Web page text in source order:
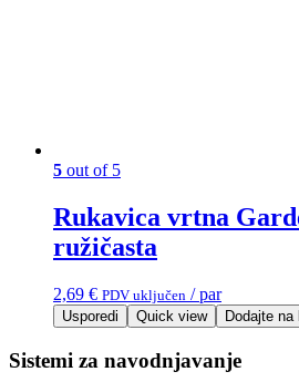
5 out of 5
Rukavica vrtna
ružičasta
2,69 € PDV uključen / par
Usporedi Quick view Dodajte
Sistemi za navodnjavanje